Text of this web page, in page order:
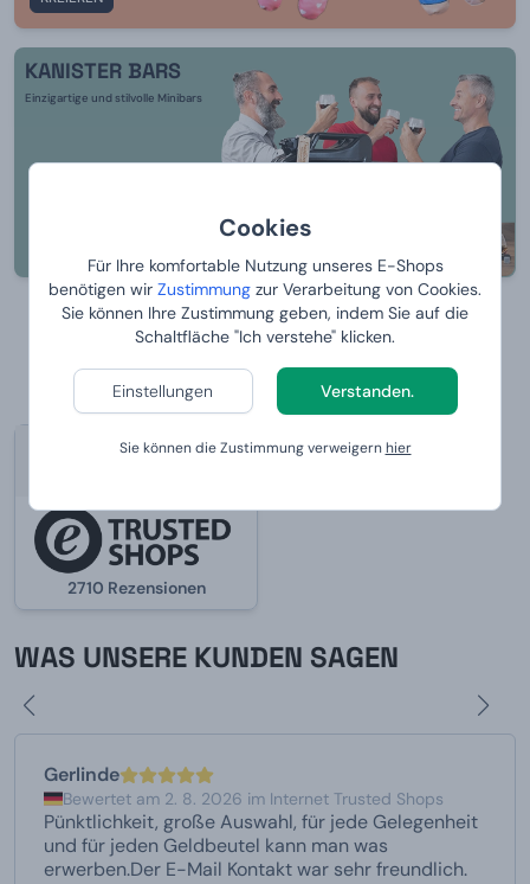
Cookies
Für Ihre komfortable Nutzung unseres E-Shops
benötigen wir Zustimmung zur Verarbeitung von Cookies.
Sie können Ihre Zustimmung geben, indem Sie auf die
Schaltfläche "Ich verstehe" klicken.
Einstellungen Verstanden.
Sie können die Zustimmung verweigernhier
KANISTER BARS
Einzigartige und stilvolle Minibars
Alle anzeigenAusblenden
95.6%
2710 Rezensionen
WAS UNSERE KUNDEN SAGEN
Gerlinde
Bewertet am 2. 8. 2026 im Internet Trusted Shops
Pünktlichkeit, große Auswahl, für jede Gelegenheit
und für jeden Geldbeutel kann man was
erwerben.Der E-Mail Kontakt war sehr freundlich.